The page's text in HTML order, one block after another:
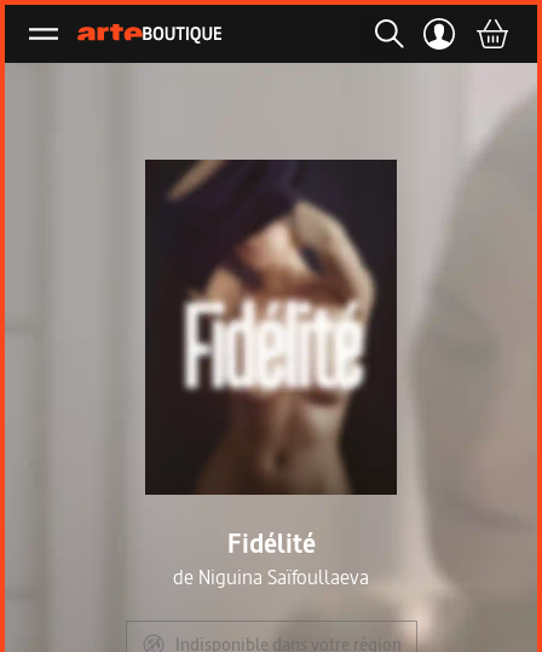
Ouvrir le menu
Fidélité
de Niguina Saïfoullaeva
Indisponible dans votre région